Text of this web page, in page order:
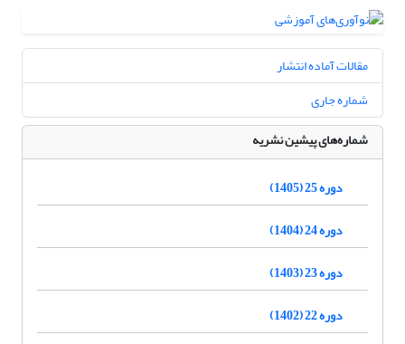
مقالات آماده انتشار
شماره جاری
شماره‌های پیشین نشریه
دوره 25 (1405)
دوره 24 (1404)
دوره 23 (1403)
دوره 22 (1402)